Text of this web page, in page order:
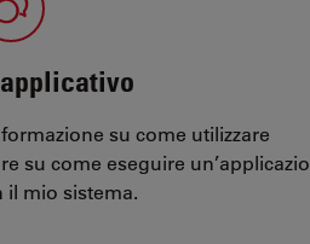
su come utilizzare
su come eseguire
il mio sistema.